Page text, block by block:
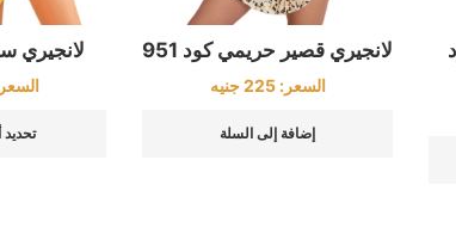
لانجيري قصير حريمي كود 951
السعر:225 جنيه
إضافة إلى السلة
لانجيري
تحديد